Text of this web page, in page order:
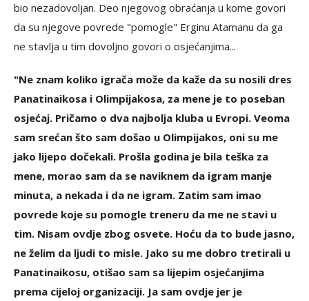
bio nezadovoljan. Deo njegovog obraćanja u kome govori
da su njegove povrede "pomogle" Erginu Atamanu da ga
ne stavlja u tim dovoljno govori o osjećanjima...
"Ne znam koliko igrača može da kaže da su nosili dres
Panatinaikosa i Olimpijakosa, za mene je to poseban
osjećaj. Pričamo o dva najbolja kluba u Evropi. Veoma
sam srećan što sam došao u Olimpijakos, oni su me
jako lijepo dočekali. Prošla godina je bila teška za
mene, morao sam da se naviknem da igram manje
minuta, a nekada i da ne igram. Zatim sam imao
povrede koje su pomogle treneru da me ne stavi u
tim. Nisam ovdje zbog osvete. Hoću da to bude jasno,
ne želim da ljudi to misle. Jako su me dobro tretirali u
Panatinaikosu, otišao sam sa lijepim osjećanjima
prema cijeloj organizaciji. Ja sam ovdje jer je